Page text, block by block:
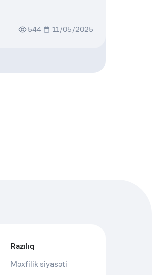
544 11/05/2025
Razılıq
Məxfilik siyasəti